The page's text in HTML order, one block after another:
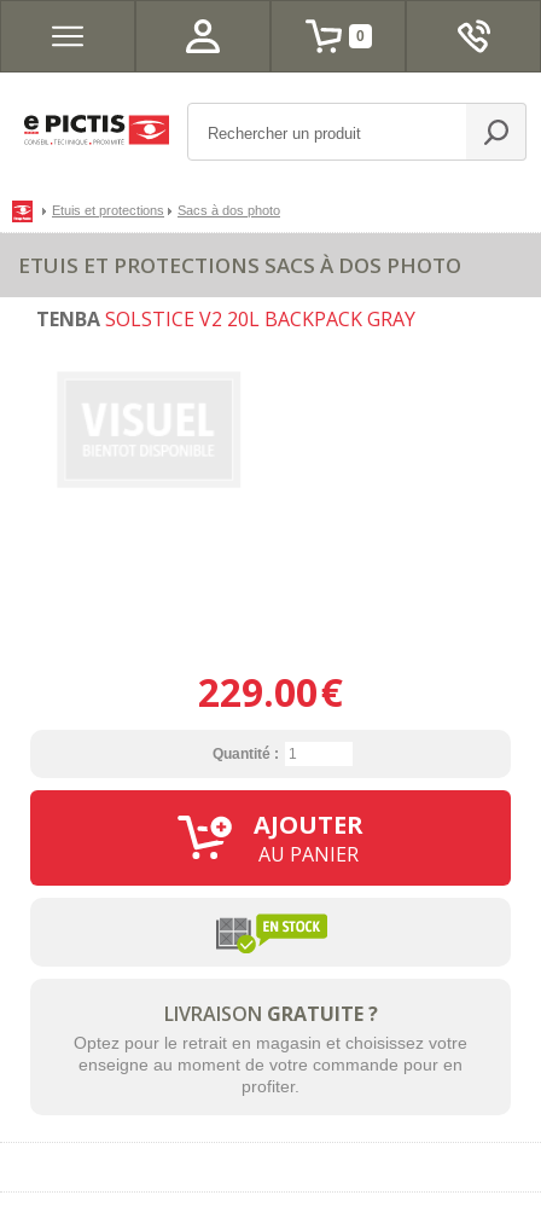
0
Etuis et protections Sacs à dos photo
ETUIS ET PROTECTIONS SACS À DOS PHOTO
TENBASOLSTICE V2 20L BACKPACK GRAY
229.00€
Quantité :
AJOUTER
AU PANIER
LIVRAISON GRATUITE ?
Optez pour le retrait en magasin et choisissez votre
enseigne au moment de votre commande pour en
profiter.